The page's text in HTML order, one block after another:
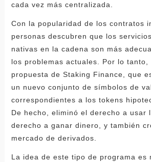
cada vez más centralizada.
Con la popularidad de los contratos
personas descubren que los
nativas en la cadena son más
los problemas actuales. Por lo tanto,
propuesta de Staking Finance, que
un nuevo conjunto de símbolos de
correspondientes a los tokens
De hecho, eliminó el derecho a usar
derecho a ganar dinero, y también
mercado de derivados.
La idea de este tipo de programa es